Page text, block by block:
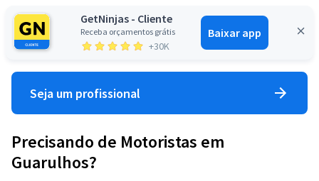
GetNinjas - Cliente
Receba orçamentos grátis
+30K
Baixar app
Entrar
Seja um profissional
Precisando de Motoristas em
Guarulhos?